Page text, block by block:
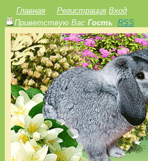
Главная Регистрация Вход
Приветствую Вас Гость RSS